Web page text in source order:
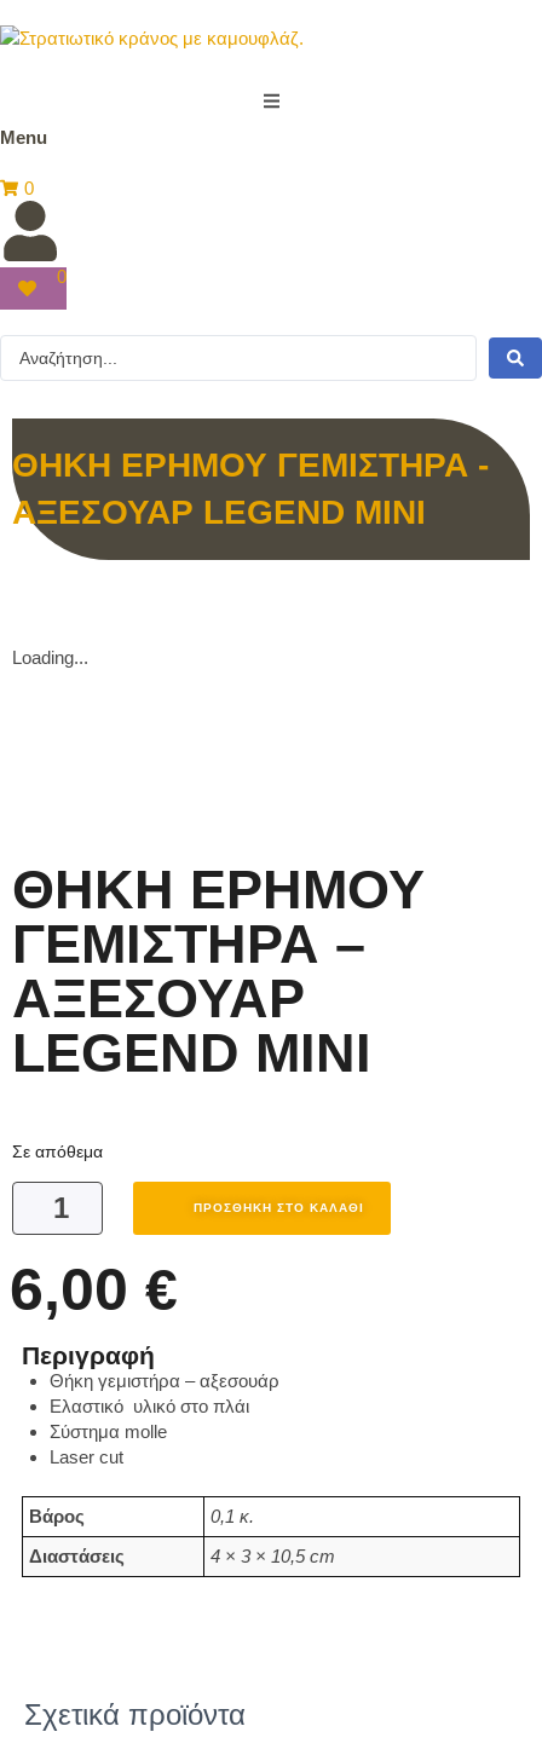
Menu
0
0
ΘΗΚΗ ΕΡΗΜΟΥ ΓΕΜΙΣΤΗΡΑ -
ΑΞΕΣΟΥΑΡ LEGEND MINI
Loading...
ΘΗΚΗ ΕΡΗΜΟΥ
ΓΕΜΙΣΤΗΡΑ –
ΑΞΕΣΟΥΑΡ
LEGEND MINI
Σε απόθεμα
ΠΡΟΣΘΉΚΗ ΣΤΟ ΚΑΛΆΘΙ
6,00 €
Περιγραφή
Θήκη γεμιστήρα – αξεσουάρ
Ελαστικό υλικό στο πλάι
Σύστημα molle
Laser cut
Βάρος
0,1 κ.
Διαστάσεις
4 × 3 × 10,5 cm
Σχετικά προϊόντα